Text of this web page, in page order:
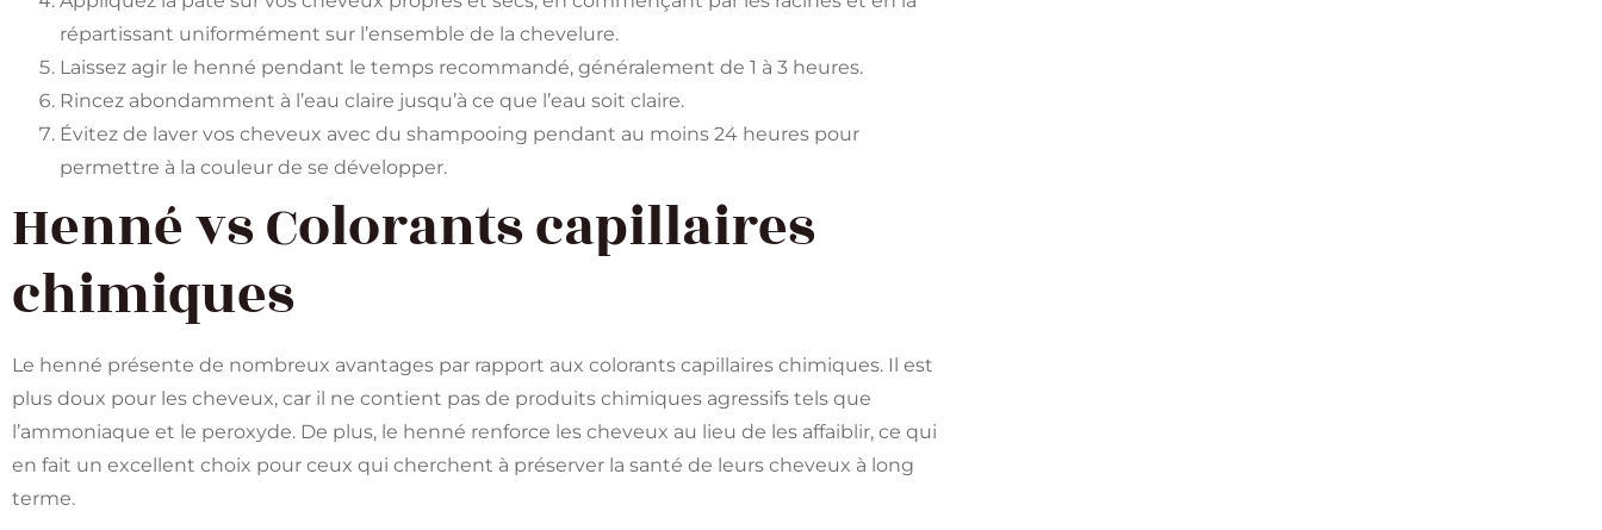
répartissant uniformément sur l’ensemble de la chevelure.
Laissez agir le henné pendant le temps recommandé, généralement de 1 à 3 heures.
Rincez abondamment à l’eau claire jusqu’à ce que l’eau soit claire.
Évitez de laver vos cheveux avec du shampooing pendant au moins 24 heures pour
permettre à la couleur de se développer.
Henné vs Colorants capillaires
chimiques
Le henné présente de nombreux avantages par rapport aux colorants capillaires chimiques. Il est
plus doux pour les cheveux, car il ne contient pas de produits chimiques agressifs tels que
l’ammoniaque et le peroxyde. De plus, le henné renforce les cheveux au lieu de les affaiblir, ce qui
en fait un excellent choix pour ceux qui cherchent à préserver la santé de leurs cheveux à long
terme.